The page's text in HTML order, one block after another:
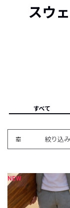
スウ
すべて
絞り込み
NEW